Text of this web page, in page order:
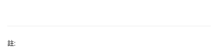
註: